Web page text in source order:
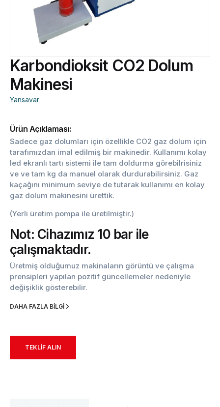
Karbondioksit CO2 Dolum
Makinesi
Yansavar
Ürün Açıklaması:
Sadece gaz dolumları için özellikle CO2 gaz dolum için
tarafımızdan imal edilmiş bir makinedir. Kullanımı kolay
led ekranlı tartı sistemi ile tam doldurma görebilrisiniz
ve ve tam kg da manuel olarak durdurabilirsiniz. Gaz
kaçağını minimum seviye de tutarak kullanımı en kolay
gaz dolum makinesini ürettik.
(Yerli üretim pompa ile üretilmiştir.)
Not: Cihazımız 10 bar ile
çalışmaktadır.
Üretmiş olduğumuz makinaların görüntü ve çalışma
prensipleri yapılan pozitif güncellemeler nedeniyle
değişiklik gösterebilir.
DAHA FAZLA BİLGİ
TEKLİF ALIN